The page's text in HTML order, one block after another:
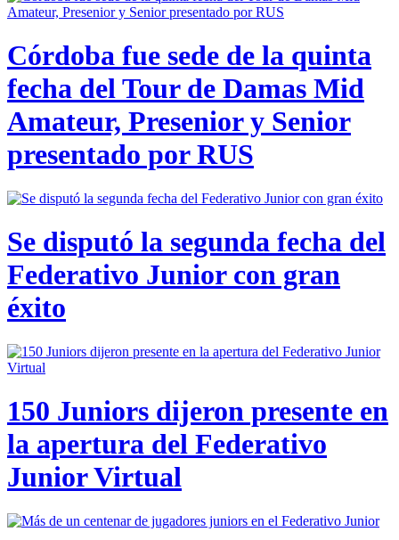
Córdoba fue sede de la quinta
fecha del Tour de Damas Mid
Amateur, Presenior y Senior
presentado por RUS
Se disputó la segunda fecha del
Federativo Junior con gran
éxito
150 Juniors dijeron presente en
la apertura del Federativo
Junior Virtual